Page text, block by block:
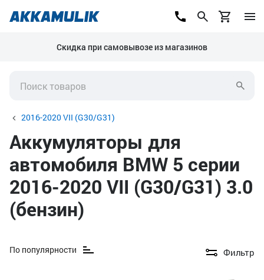
Скидка при самовывозе из магазинов
2016-2020 VII (G30/G31)
Аккумуляторы для
автомобиля BMW 5 серии
2016-2020 VII (G30/G31) 3.0
(бензин)
По популярности Фильтр